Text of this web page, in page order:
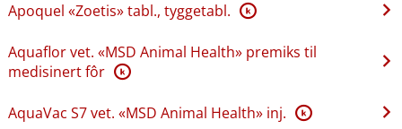
Apoquel «Zoetis» tabl., tyggetabl. K
Aquaflor vet. «MSD Animal Health» premiks til
medisinert fôr K
AquaVac S7 vet. «MSD Animal Health» inj. K